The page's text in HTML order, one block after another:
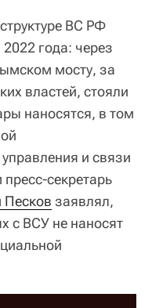
ВС РФ
года: через
мосту, за
властей, стояли
наносятся, в том
и связи
секретарь
заявлял,
с ВСУ не наносят